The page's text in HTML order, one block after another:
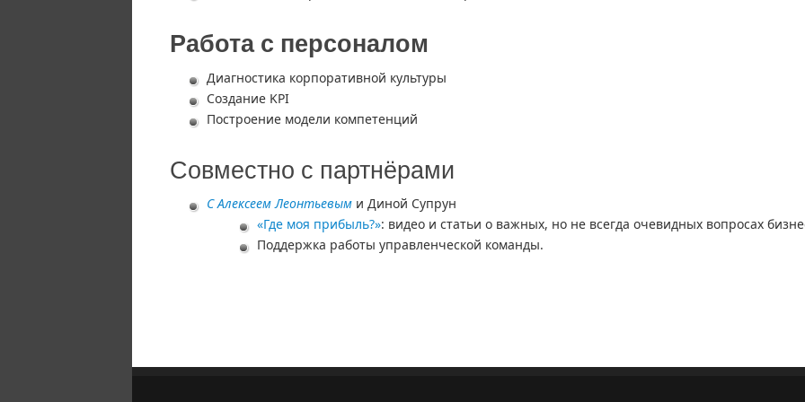
Работа с персоналом
Диагностика корпоративной культуры
Создание KPI
Построение модели компетенций
Совместно с партнёрами
С Алексеем Леонтьевым и Диной Супрун
«Где моя прибыль?»: видео и статьи о важных, но не всегда очевидных вопросах
Поддержка работы управленческой команды.